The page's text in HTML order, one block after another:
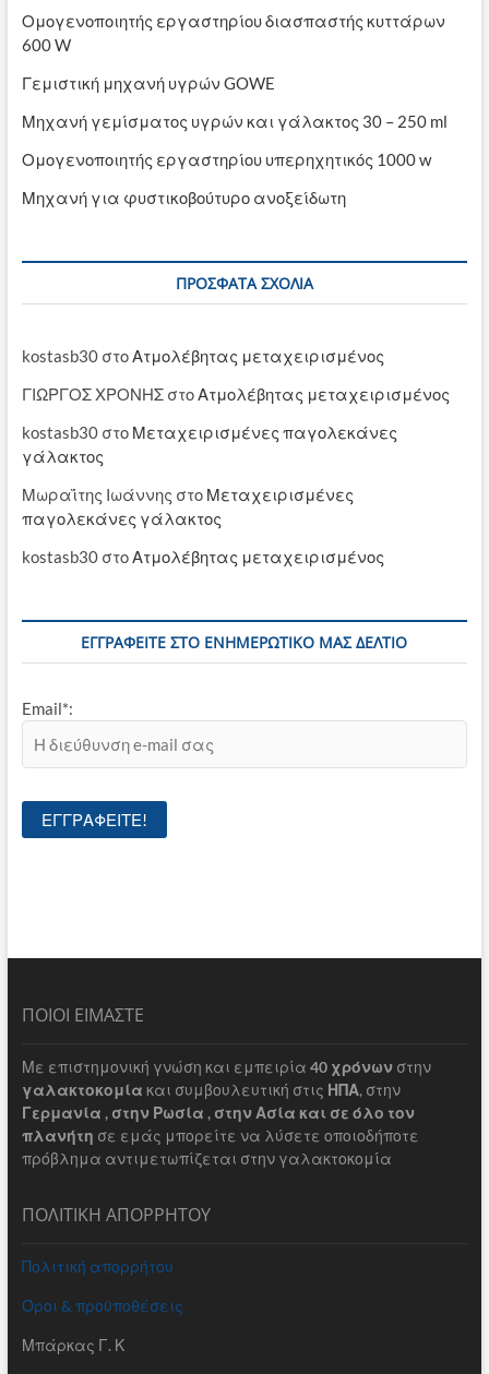
Ομογενοποιητής εργαστηρίου διασπαστής κυττάρων
600 W
Γεμιστική μηχανή υγρών GOWE
Μηχανή γεμίσματος υγρών και γάλακτος 30 – 250 ml
Ομογενοποιητής εργαστηρίου υπερηχητικός 1000 w
Μηχανή για φυστικοβούτυρο ανοξείδωτη
ΠΡΌΣΦΑΤΑ ΣΧΌΛΙΑ
kostasb30στοΑτμολέβητας μεταχειρισμένος
ΓΙΩΡΓΟΣ ΧΡΟΝΗΣστοΑτμολέβητας μεταχειρισμένος
kostasb30στο Μεταχειρισμένες παγολεκάνες
γάλακτος
Μωραΐτης Ιωάννης στο Μεταχειρισμένες
παγολεκάνες γάλακτος
kostasb30στοΑτμολέβητας μεταχειρισμένος
ΕΓΓΡΑΦΕΊΤΕ ΣΤΟ ΕΝΗΜΕΡΩΤΙΚΌ ΜΑΣ ΔΕΛΤΊΟ
Email*:
ΠΟΙΟΙ ΕΙΜΑΣΤΕ
Με επιστημονική γνώση και εμπειρία 40 χρόνωνστην
γαλακτοκομία και συμβουλευτική στις ΗΠΑ, στην
Γερμανία , στην Ρωσία , στην Ασία και σε όλο τον
πλανήτη σε εμάς μπορείτε να λύσετε οποιοδήποτε
πρόβλημα αντιμετωπίζεται στην γαλακτοκομία
ΠΟΛΙΤΙΚΗ ΑΠΟΡΡΗΤΟΥ
Πολιτική απορρήτου
Όροι & προϋποθέσεις
Μπάρκας Γ. Κ